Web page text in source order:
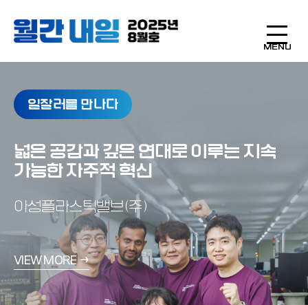
MENU
내일 인터뷰
캐릭터를 입체적으로 만드는 디테일의
미학
배우 차학연
VIEW MORE →
일잘러를 만나다
넓은 공감과 깊은 연대로 이루는 지속
가능한 자주적 혁신
아성플라스틱밸브(주)
VIEW MORE →
내일의 감각
섬세함이 빚어내는
일의 결
VIEW MORE →
다짜고짜 설문
작은 디테일이 성과를 바꾼다